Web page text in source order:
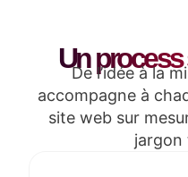
Un process
De l’idée à la
accompagne à
site web sur
jargon